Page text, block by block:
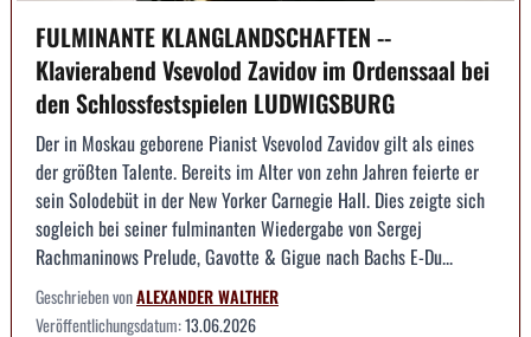
FULMINANTE KLANGLANDSCHAFTEN --
Klavierabend Vsevolod Zavidov im Ordenssaal bei
den Schlossfestspielen LUDWIGSBURG
Der in Moskau geborene Pianist Vsevolod Zavidov gilt als eines
der größten Talente. Bereits im Alter von zehn Jahren feierte er
sein Solodebüt in der New Yorker Carnegie Hall. Dies zeigte sich
sogleich bei seiner fulminanten Wiedergabe von Sergej
Rachmaninows Prelude, Gavotte & Gigue nach Bachs E-Du...
Geschrieben vonALEXANDER WALTHER
Veröffentlichungsdatum:13.06.2026